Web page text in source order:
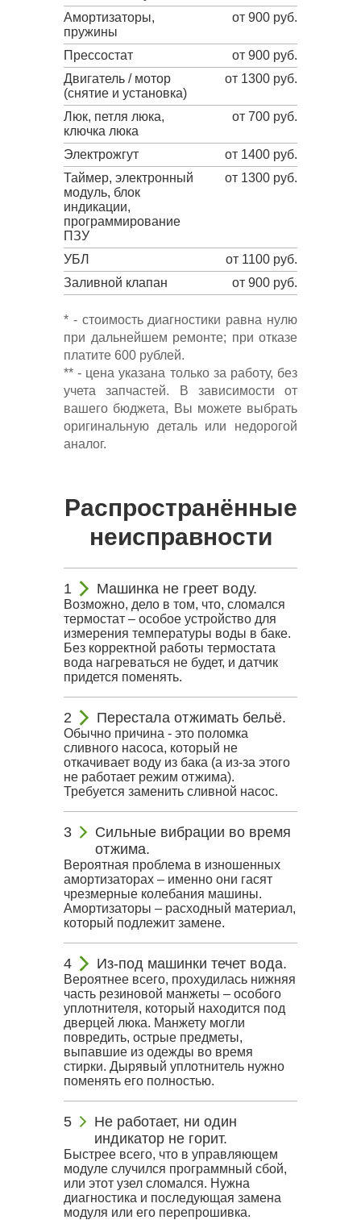
Амортизаторы,
пружины
от 900 руб.
Прессостат
от 900 руб.
Двигатель / мотор
(снятие и установка)
от 1300 руб.
Люк, петля люка,
ключка люка
от 700 руб.
Электрожгут
от 1400 руб.
Таймер, электронный
модуль, блок
индикации,
программирование
ПЗУ
от 1300 руб.
УБЛ
от 1100 руб.
Заливной клапан
от 900 руб.
* - стоимость диагностики равна нулю
при дальнейшем ремонте; при отказе
платите 600 рублей.
** - цена указана только за работу, без
учета запчастей. В зависимости от
вашего бюджета, Вы можете выбрать
оригинальную деталь или недорогой
аналог.
Распространённые
неисправности
Машинка не греет воду.
Возможно, дело в том, что, сломался
термостат – особое устройство для
измерения температуры воды в баке.
Без корректной работы термостата
вода нагреваться не будет, и датчик
придется поменять.
Перестала отжимать бельё.
Обычно причина - это поломка
сливного насоса, который не
откачивает воду из бака (а из-за этого
не работает режим отжима).
Требуется заменить сливной насос.
Сильные вибрации во время
отжима.
Вероятная проблема в изношенных
амортизаторах – именно они гасят
чрезмерные колебания машины.
Амортизаторы – расходный материал,
который подлежит замене.
Из-под машинки течет вода.
Вероятнее всего, прохудилась нижняя
часть резиновой манжеты – особого
уплотнителя, который находится под
дверцей люка. Манжету могли
повредить, острые предметы,
выпавшие из одежды во время
стирки. Дырявый уплотнитель нужно
поменять его полностью.
Не работает, ни один
индикатор не горит.
Быстрее всего, что в управляющем
модуле случился программный сбой,
или этот узел сломался. Нужна
диагностика и последующая замена
модуля или его перепрошивка.